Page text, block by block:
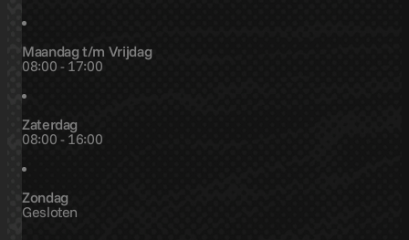
Maandag t/m Vrijdag
08:00 - 17:00
Zaterdag
08:00 - 16:00
Zondag
Gesloten